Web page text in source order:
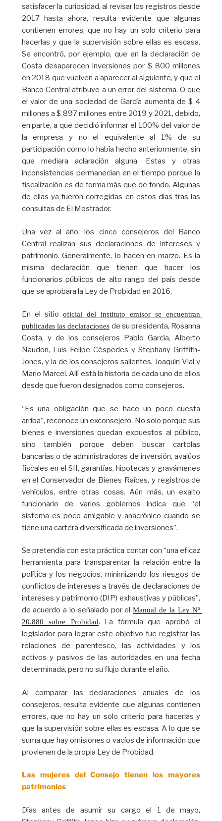
satisfacer la curiosidad, al revisar los registros desde
2017 hasta ahora, resulta evidente que algunas
contienen errores, que no hay un solo criterio para
hacerlas y que la supervisión sobre ellas es escasa.
Se encontró, por ejemplo, que en la declaración de
Costa desaparecen inversiones por $ 800 millones
en 2018 que vuelven a aparecer al siguiente, y que el
Banco Central atribuye a un error del sistema. O que
el valor de una sociedad de García aumenta de $ 4
millones a $ 897 millones entre 2019 y 2021, debido,
en parte, a que decidió informar el 100% del valor de
la empresa y no el equivalente al 1% de su
participación como lo había hecho anteriormente, sin
que mediara aclaración alguna. Estas y otras
inconsistencias permanecían en el tiempo porque la
fiscalización es de forma más que de fondo. Algunas
de ellas ya fueron corregidas en estos días tras las
consultas de El Mostrador.
Una vez al año, los cinco consejeros del Banco
Central realizan sus declaraciones de intereses y
patrimonio. Generalmente, lo hacen en marzo. Es la
misma declaración que tienen que hacer los
funcionarios públicos de alto rango del país desde
que se aprobara la Ley de Probidad en 2016.
En el sitio oficial del instituto emisor se encuentran
publicadas las declaraciones de su presidenta, Rosanna
Costa, y de los consejeros Pablo García, Alberto
Naudon, Luis Felipe Céspedes y Stephany Griffith-
Jones, y la de los consejeros salientes, Joaquín Vial y
Mario Marcel. Allí está la historia de cada uno de ellos
desde que fueron designados como consejeros.
“Es una obligación que se hace un poco cuesta
arriba”, reconoce un exconsejero. No solo porque sus
bienes e inversiones quedan expuestos al público,
sino también porque deben buscar cartolas
bancarias o de administradoras de inversión, avalúos
fiscales en el SII, garantías, hipotecas y gravámenes
en el Conservador de Bienes Raíces, y registros de
vehículos, entre otras cosas. Aún más, un exalto
funcionario de varios gobiernos indica que “el
sistema es poco amigable y anacrónico cuando se
tiene una cartera diversificada de inversiones”.
Se pretendía con esta práctica contar con “una eficaz
herramienta para transparentar la relación entre la
política y los negocios, minimizando los riesgos de
conflictos de intereses a través de declaraciones de
intereses y patrimonio (DIP) exhaustivas y públicas”,
de acuerdo a lo señalado por elManual de la Ley Nº
20.880 sobre Probidad. La fórmula que aprobó el
legislador para lograr este objetivo fue registrar las
relaciones de parentesco, las actividades y los
activos y pasivos de las autoridades en una fecha
determinada, pero no su flujo durante el año.
Al comparar las declaraciones anuales de los
consejeros, resulta evidente que algunas contienen
errores, que no hay un solo criterio para hacerlas y
que la supervisión sobre ellas es escasa. A lo que se
suma que hay omisiones o vacíos de información que
provienen de la propia Ley de Probidad.
Las mujeres del Consejo tienen los mayores
patrimonios
Días antes de asumir su cargo el 1 de mayo,